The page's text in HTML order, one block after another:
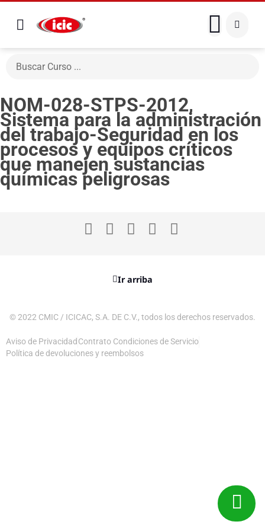
NOM-028-STPS-2012,
Sistema para la administración
del trabajo-Seguridad en los
procesos y equipos críticos
que manejen sustancias
químicas peligrosas
Ir arriba
© 2022 CMIC / ICICAC, S.A. DE C.V., todos los derechos reservados.
Aviso de Privacidad Contrato Condiciones de Servicio
Política de devoluciones y reembolsos